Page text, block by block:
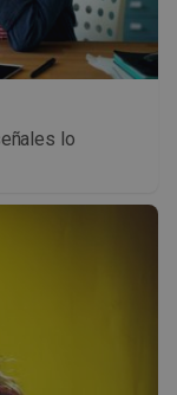
lo